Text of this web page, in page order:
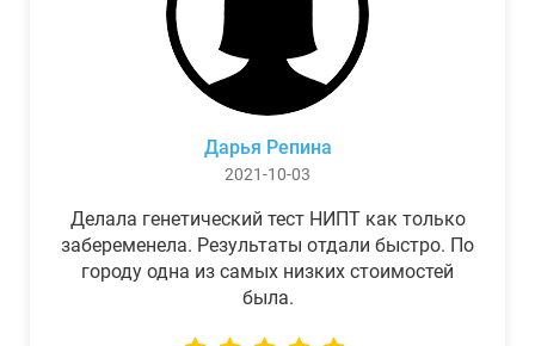
Дарья Репина
2021-10-03
Делала генетический тест НИПТ как только
забеременела. Результаты отдали быстро. По
городу одна из самых низких стоимостей
была.